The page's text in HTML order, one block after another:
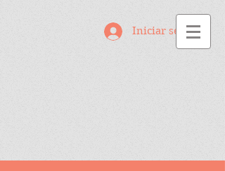
Iniciar sesión